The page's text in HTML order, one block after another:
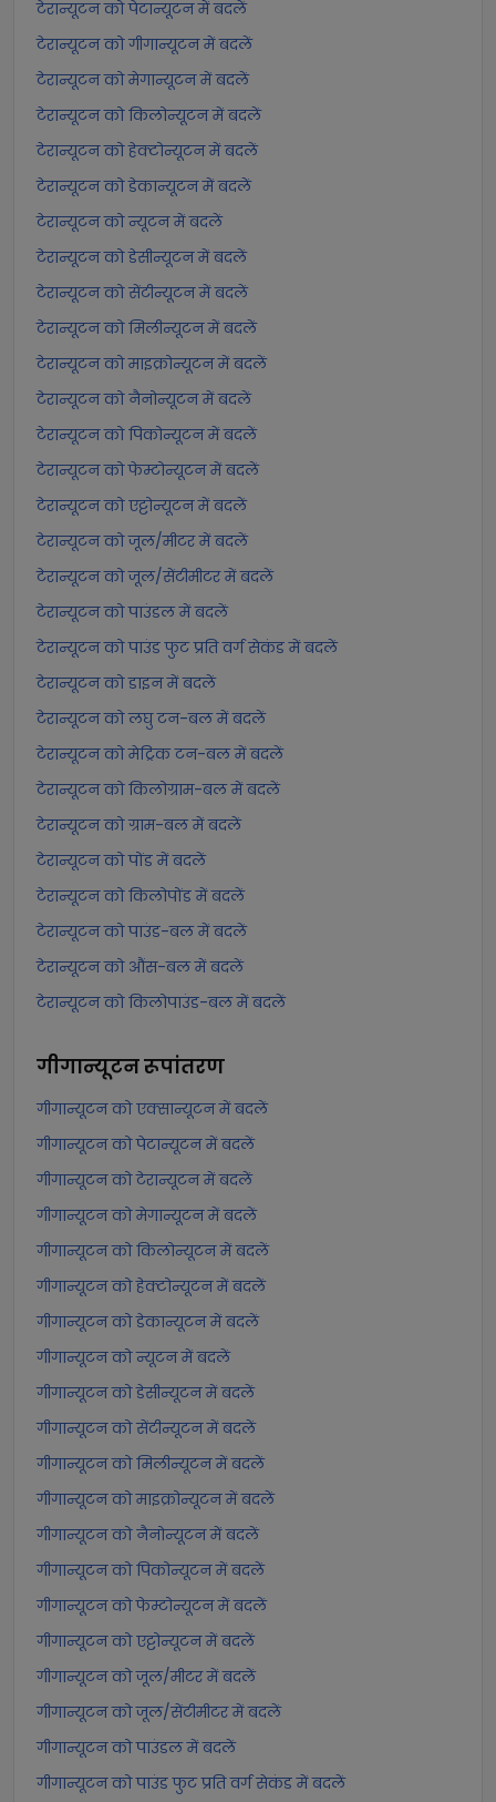
टेरान्यूटन को पेटान्यूटन में बदलें
टेरान्यूटन को गीगान्यूटन में बदलें
टेरान्यूटन को मेगान्यूटन में बदलें
टेरान्यूटन को किलोन्यूटन में बदलें
टेरान्यूटन को हेक्टोन्यूटन में बदलें
टेरान्यूटन को डेकान्यूटन में बदलें
टेरान्यूटन को न्यूटन में बदलें
टेरान्यूटन को डेसीन्यूटन में बदलें
टेरान्यूटन को सेंटीन्यूटन में बदलें
टेरान्यूटन को मिलीन्यूटन में बदलें
टेरान्यूटन को माइक्रोन्यूटन में बदलें
टेरान्यूटन को नैनोन्यूटन में बदलें
टेरान्यूटन को पिकोन्यूटन में बदलें
टेरान्यूटन को फेम्टोन्यूटन में बदलें
टेरान्यूटन को एट्टोन्यूटन में बदलें
टेरान्यूटन को जूल/मीटर में बदलें
टेरान्यूटन को जूल/सेंटीमीटर में बदलें
टेरान्यूटन को पाउंडल में बदलें
टेरान्यूटन को पाउंड फुट प्रति वर्ग सेकंड में बदलें
टेरान्यूटन को डाइन में बदलें
टेरान्यूटन को लघु टन-बल में बदलें
टेरान्यूटन को मेट्रिक टन-बल में बदलें
टेरान्यूटन को किलोग्राम-बल में बदलें
टेरान्यूटन को ग्राम-बल में बदलें
टेरान्यूटन को पोंड में बदलें
टेरान्यूटन को किलोपोंड में बदलें
टेरान्यूटन को पाउंड-बल में बदलें
टेरान्यूटन को औंस-बल में बदलें
टेरान्यूटन को किलोपाउंड-बल में बदलें
गीगान्यूटनरूपांतरण
गीगान्यूटन को एक्सान्यूटन में बदलें
गीगान्यूटन को पेटान्यूटन में बदलें
गीगान्यूटन को टेरान्यूटन में बदलें
गीगान्यूटन को मेगान्यूटन में बदलें
गीगान्यूटन को किलोन्यूटन में बदलें
गीगान्यूटन को हेक्टोन्यूटन में बदलें
गीगान्यूटन को डेकान्यूटन में बदलें
गीगान्यूटन को न्यूटन में बदलें
गीगान्यूटन को डेसीन्यूटन में बदलें
गीगान्यूटन को सेंटीन्यूटन में बदलें
गीगान्यूटन को मिलीन्यूटन में बदलें
गीगान्यूटन को माइक्रोन्यूटन में बदलें
गीगान्यूटन को नैनोन्यूटन में बदलें
गीगान्यूटन को पिकोन्यूटन में बदलें
गीगान्यूटन को फेम्टोन्यूटन में बदलें
गीगान्यूटन को एट्टोन्यूटन में बदलें
गीगान्यूटन को जूल/मीटर में बदलें
गीगान्यूटन को जूल/सेंटीमीटर में बदलें
गीगान्यूटन को पाउंडल में बदलें
गीगान्यूटन को पाउंड फुट प्रति वर्ग सेकंड में बदलें